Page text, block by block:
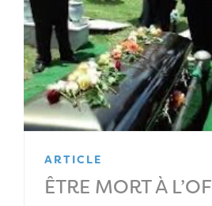
ARTICLE
ÊTRE MORT À